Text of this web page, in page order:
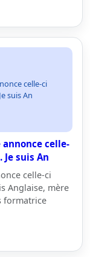
celle-ci
suis An
celle-
suis An
celle-ci
Anglaise, mère
formatrice